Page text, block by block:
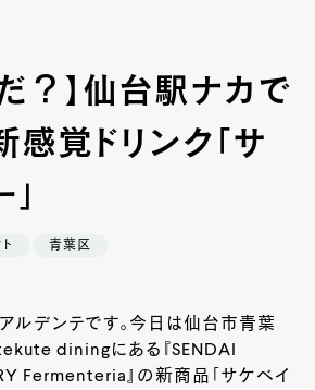
だ？】仙台駅ナカで
感覚ドリンク「サ
青葉区
ルデンテです。今日は仙台市青葉
diningにある『SENDAI
Fermenteria』の新商品「サケベイ